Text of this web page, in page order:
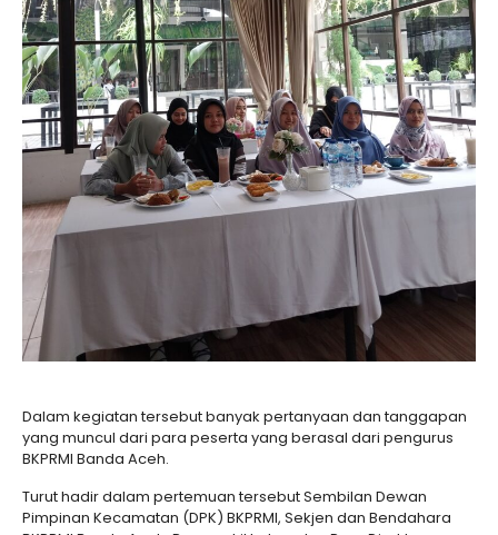
Dalam kegiatan tersebut banyak pertanyaan dan tanggapan
yang muncul dari para peserta yang berasal dari pengurus
BKPRMI Banda Aceh.
Turut hadir dalam pertemuan tersebut Sembilan Dewan
Pimpinan Kecamatan (DPK) BKPRMI, Sekjen dan Bendahara